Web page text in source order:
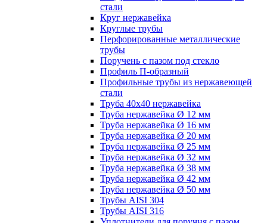
стали
Круг нержавейка
Круглые трубы
Перфорированные металлические
трубы
Поручень с пазом под стекло
Профиль П-образный
Профильные трубы из нержавеющей
стали
Труба 40х40 нержавейка
Труба нержавейка Ø 12 мм
Труба нержавейка Ø 16 мм
Труба нержавейка Ø 20 мм
Труба нержавейка Ø 25 мм
Труба нержавейка Ø 32 мм
Труба нержавейка Ø 38 мм
Труба нержавейка Ø 42 мм
Труба нержавейка Ø 50 мм
Трубы AISI 304
Трубы AISI 316